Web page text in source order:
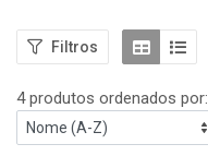
Filtros
4 produtos ordenados por: